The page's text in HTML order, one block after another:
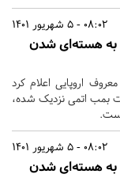
08:02 - 5 شهریور 1401
به هسته‌ای شدن
اروپایی اعلام کرد
بمب اتمی نزدیک شده،
08:02 - 5 شهریور 1401
به هسته‌ای شدن